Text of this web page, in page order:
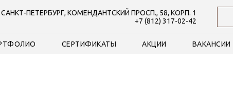
САНКТ-ПЕТЕРБУРГ, КОМЕНДАНТСКИЙ ПРОСП., 58, КОРП. 1
+7 (812) 317-02-42
СЕРТИФИКАТЫ АКЦИИ ВАКАНСИИ